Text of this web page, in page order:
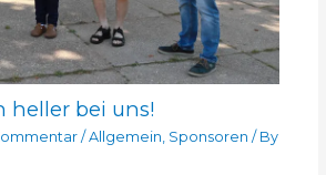
heller bei uns!
/ Allgemein Sponsoren / By